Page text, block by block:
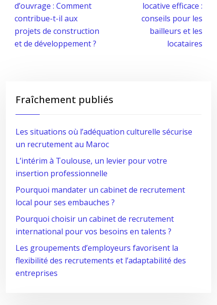
d’ouvrage : Comment
contribue-t-il aux
projets de construction
et de développement ?
locative efficace :
conseils pour les
bailleurs et les
locataires
Fraîchement publiés
Les situations où l’adéquation culturelle sécurise
un recrutement au Maroc
L’intérim à Toulouse, un levier pour votre
insertion professionnelle
Pourquoi mandater un cabinet de recrutement
local pour ses embauches ?
Pourquoi choisir un cabinet de recrutement
international pour vos besoins en talents ?
Les groupements d’employeurs favorisent la
flexibilité des recrutements et l’adaptabilité des
entreprises